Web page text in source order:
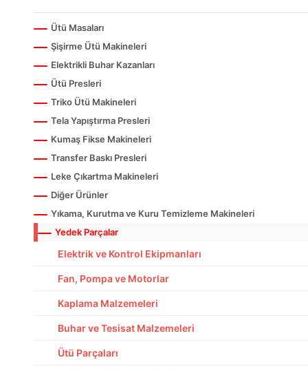
Ütü Masaları
Şişirme Ütü Makineleri
Elektrikli Buhar Kazanları
Ütü Presleri
Triko Ütü Makineleri
Tela Yapıştırma Presleri
Kumaş Fikse Makineleri
Transfer Baskı Presleri
Leke Çıkartma Makineleri
Diğer Ürünler
Yıkama, Kurutma ve Kuru Temizleme Makineleri
Yedek Parçalar
Elektrik ve Kontrol Ekipmanları
Fan, Pompa ve Motorlar
Kaplama Malzemeleri
Buhar ve Tesisat Malzemeleri
Ütü Parçaları